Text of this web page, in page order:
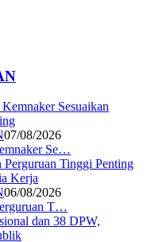
07/08/2026
Se…
06/08/2026
T…